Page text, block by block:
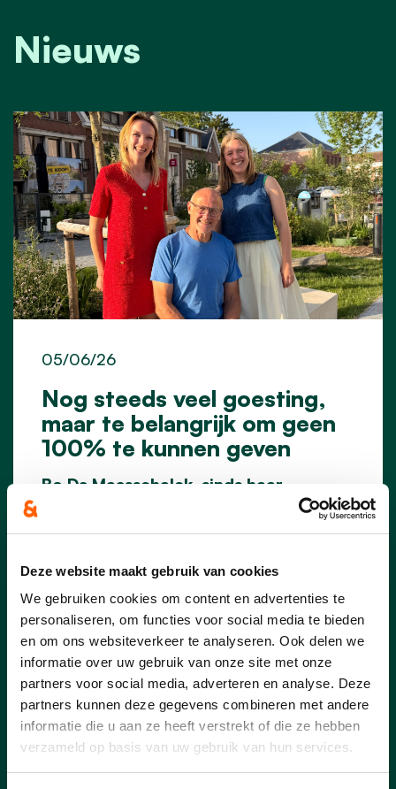
Deze website maakt gebruik van cookies
We gebruiken cookies om content en advertenties te
personaliseren, om functies voor social media te bieden
en om ons websiteverkeer te analyseren. Ook delen we
informatie over uw gebruik van onze site met onze
partners voor social media, adverteren en analyse. Deze
partners kunnen deze gegevens combineren met andere
informatie die u aan ze heeft verstrekt of die ze hebben
verzameld op basis van uw gebruik van hun services.
Nieuws
Nog steeds veel goesting,
maar te belangrijk om geen
100% te kunnen geven
05/06/26
Bo De Maesschalck, sinds haar
verkiezing in 2018 nog steeds het
aan uit de gemeenteraad. Naast
politiek bijzonder actief is ze ook
succesvolle co-bedrijfsleider van de
geitenkaasboerderij ’t Leenhof: “De
combinatie van mijn mandaat in de
gemeenteraad en een steeds verder
groeiend bedrijf was niet meer
houdbaar. Het voelde aan alsof ik me
niet voldoende engageerde en dat kon
ik voor mezelf niet langer
verantwoorden. Ik moest dus kiezen en